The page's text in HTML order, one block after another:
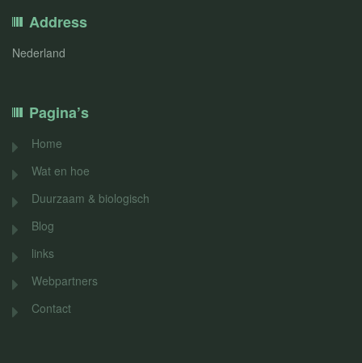
Address
Nederland
Pagina’s
Home
Wat en hoe
Duurzaam & biologisch
Blog
links
Webpartners
Contact